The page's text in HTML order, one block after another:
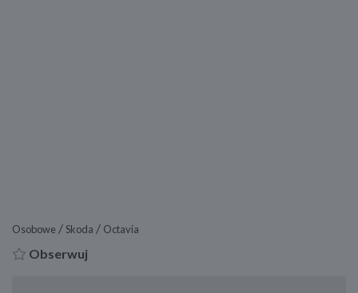
Osobowe /Skoda / Octavia
Obserwuj